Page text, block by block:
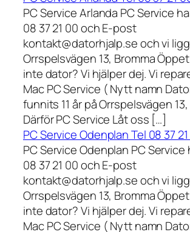
PC Service Arlanda PC Service
08 37 21 00 och E-post
kontakt@datorhjalp.se och vi
Orrspelsvägen 13, Bromma
inte dator? Vi hjälper dej. Vi
Mac PC Service ( Nytt namn
funnits 11 år på Orrspelsvägen
Därför PC Service Låt oss […]
PC Service Odenplan Tel 08 37
PC Service Odenplan PC Service
08 37 21 00 och E-post
kontakt@datorhjalp.se och vi
Orrspelsvägen 13, Bromma
inte dator? Vi hjälper dej. Vi
Mac PC Service ( Nytt namn